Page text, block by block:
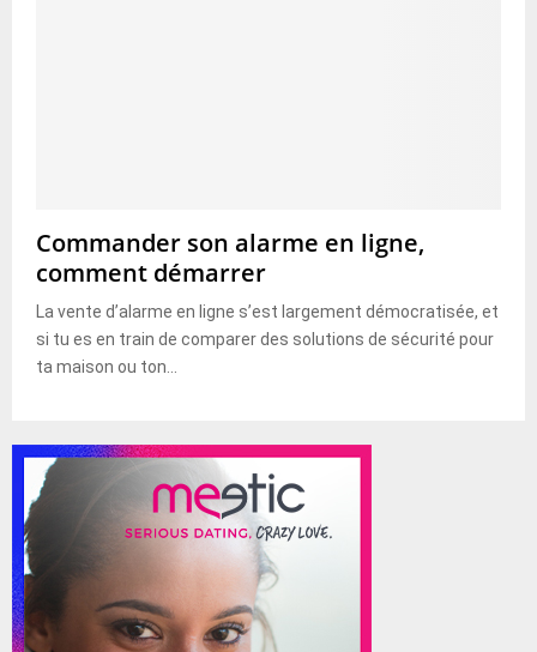
Commander son alarme en ligne,
comment démarrer
La vente d’alarme en ligne s’est largement démocratisée, et
si tu es en train de comparer des solutions de sécurité pour
ta maison ou ton...